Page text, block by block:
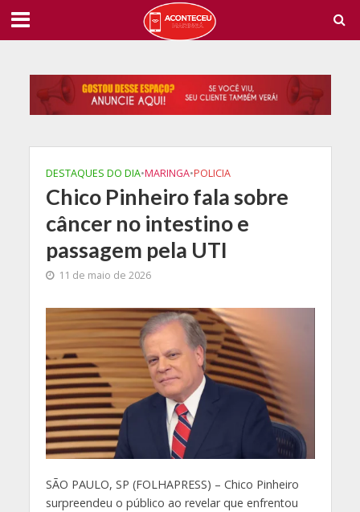
DESTAQUES DO DIA•MARINGA•POLICIA
Chico Pinheiro fala sobre
câncer no intestino e
passagem pela UTI
11 de maio de 2026
SÃO PAULO, SP (FOLHAPRESS) – Chico Pinheiro
surpreendeu o público ao revelar que enfrentou